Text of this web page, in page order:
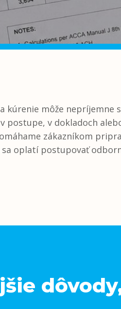
kúrenie môže nepríjemne
postupe, v dokladoch
zákazníkom
oplatí postupovať